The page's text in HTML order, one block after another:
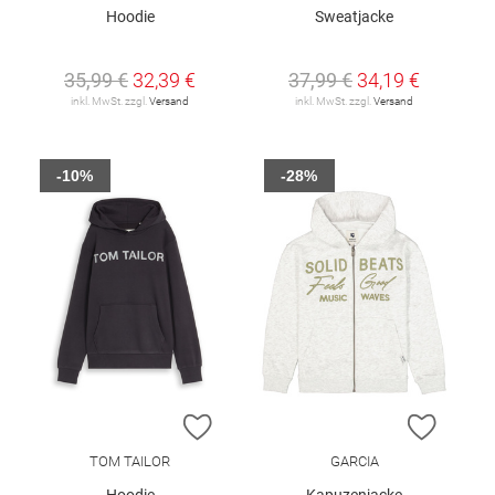
Hoodie
35,99 € 32,39 €
inkl. MwSt. zzgl. Versand
Sweatjacke
37,99 € 34,19 €
inkl. MwSt. zzgl. Versand
ZUR WUNSCHLISTE HINZUFÜGEN
TOM TAILOR
-10%
ZUR
GARCIA
-28%